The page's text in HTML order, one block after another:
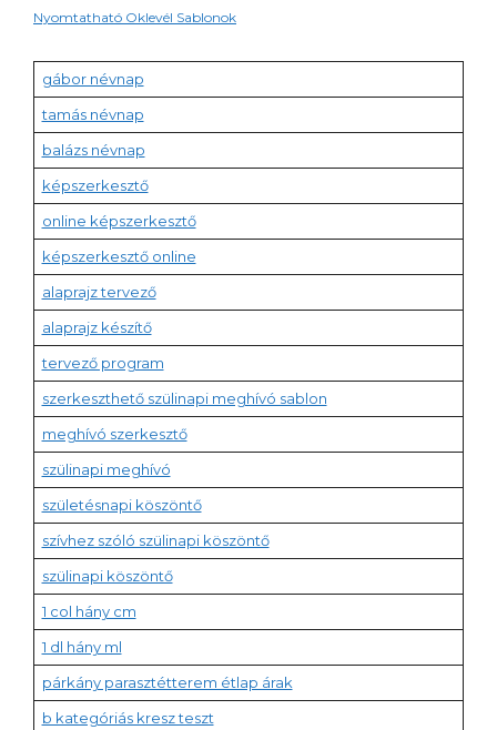
Nyomtatható Oklevél Sablonok
gábor névnap
tamás névnap
balázs névnap
képszerkesztő
online képszerkesztő
képszerkesztő online
alaprajz tervező
alaprajz készítő
tervező program
szerkeszthető szülinapi meghívó sablon
meghívó szerkesztő
szülinapi meghívó
születésnapi köszöntő
szívhez szóló szülinapi köszöntő
szülinapi köszöntő
1 col hány cm
1 dl hány ml
párkány parasztétterem étlap árak
b kategóriás kresz teszt